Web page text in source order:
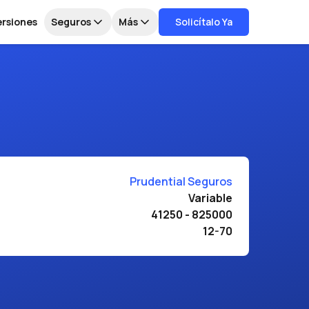
Seguros Más Solicítalo Ya
Prudential Seguros
Variable
41250 - 825000
12-70